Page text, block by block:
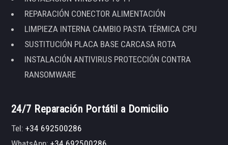
REPARACIÓN CONECTOR ALIMENTACIÓN
LIMPIEZA INTERNA CAMBIO PASTA TÉRMICA CPU
SUSTITUCIÓN PLACA BASE CARCASA ROTA
INSTALACIÓN ANTIVIRUS PROTECCIÓN CONTRA
RANSOMWARE
24/7 Reparación Portátil a Domicilio
Tel:+34 692500286